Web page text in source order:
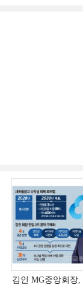
김인 MG중앙회장,